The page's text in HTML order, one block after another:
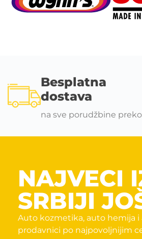
Besplatna
dostava
na sve porudžbine
NAJVECI
SRBIJI
Auto kozmetika, auto hemija i
prodavnici po najpovoljnijim